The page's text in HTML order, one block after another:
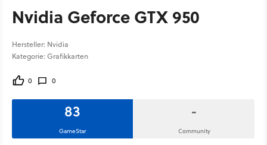
Nvidia Geforce GTX 950
Hersteller: Nvidia
Kategorie: Grafikkarten
0 0
83
GameStar
-
Community